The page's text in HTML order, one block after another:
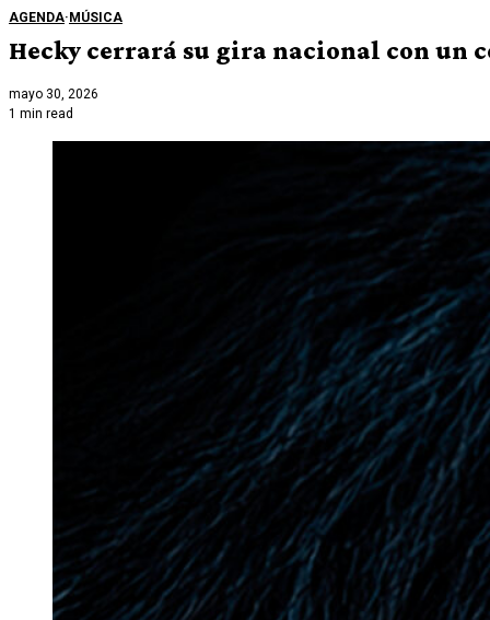
AGENDA·MÚSICA
Hecky cerrará su gira nacional con un
mayo 30, 2026
1 min read